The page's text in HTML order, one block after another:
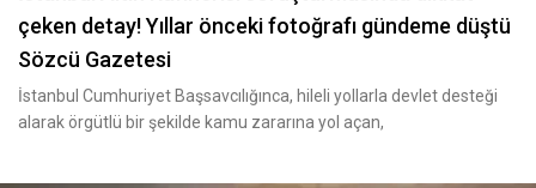
çeken detay! Yıllar önceki fotoğrafı gündeme düştü
Sözcü Gazetesi
İstanbul Cumhuriyet Başsavcılığınca, hileli yollarla devlet desteği
alarak örgütlü bir şekilde kamu zararına yol açan,